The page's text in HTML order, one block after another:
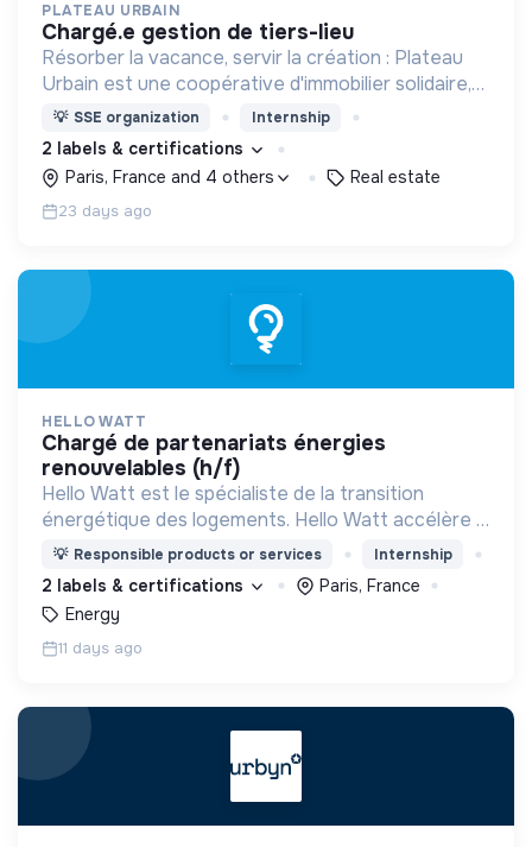
PLATEAU URBAIN
chargé.e gestion de tiers-lieu
Résorber la vacance, servir la création : Plateau
Urbain est une coopérative d'immobilier solidaire,
spécialisée dans le montage et la gestion
d'occupations temporaires de bâtiments vacants
💡 SSE organization Internship
2 labels & certifications
Paris, France and 4 others
Real estate
23 days ago
HELLO WATT
chargé de partenariats énergies
renouvelables (h/f)
Hello Watt est le spécialiste de la transition
énergétique des logements. Hello Watt accélère la
transition énergétique en la rendant plus simple,
plus intelligente et plus accessible.
💡 Responsible products or services Internship
2 labels & certifications
Paris, France
Energy
11 days ago